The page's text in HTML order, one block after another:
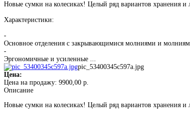
Новые сумки на колесиках! Целый ряд вариантов хранения
Характеристики:
-
Основное отделения с закрывающимися молниями и
-
Эргономичные и усиленные ...
pic_53400345c597a.jpg
Цена:
Цена на продажу: 9900,00 р.
Описание
Новые сумки на колесиках! Целый ряд вариантов хранения